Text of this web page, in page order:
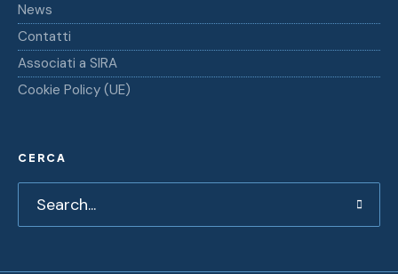
News
Contatti
Associati a SIRA
Cookie Policy (UE)
CERCA